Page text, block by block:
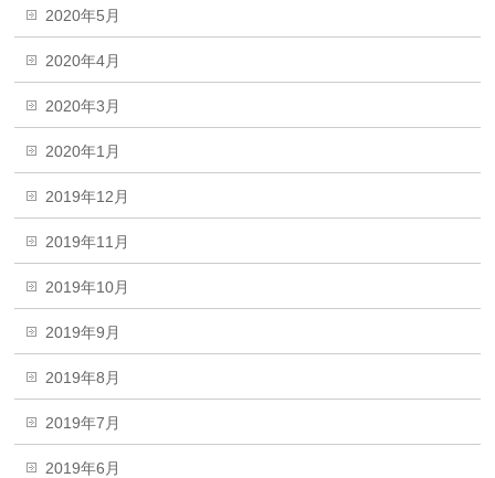
2020年5月
2020年4月
2020年3月
2020年1月
2019年12月
2019年11月
2019年10月
2019年9月
2019年8月
2019年7月
2019年6月